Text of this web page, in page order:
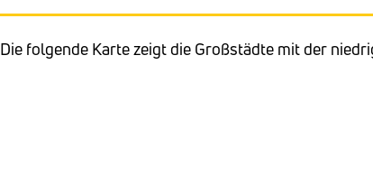
Die folgende Karte zeigt die Großstädte mit der